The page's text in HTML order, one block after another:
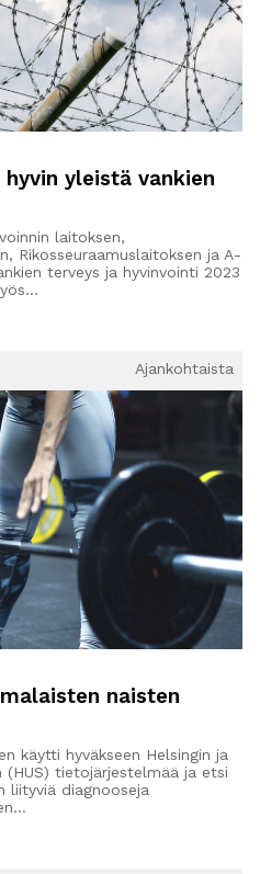
yleistä vankien
laitoksen,
Rikosseuraamuslaitoksen ja A-
terveys ja hyvinvointi 2023
Ajankohtaista
naisten
käytti hyväkseen Helsingin ja
(HUS) tietojärjestelmää ja etsi
liityviä diagnooseja